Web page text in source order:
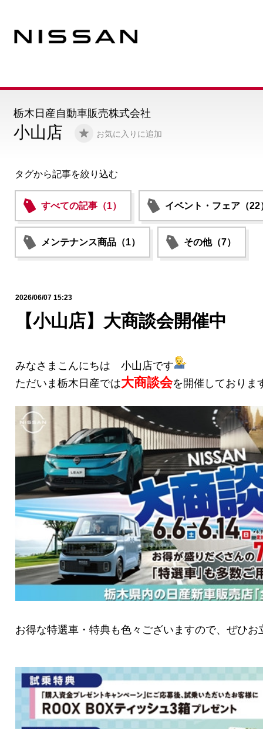
小山店 お気に入りに追加
栃木日産自動車販売株式会社
タグから記事を絞り込む
すべての記事（1） イベント・フェア（22
メンテナンス商品（1） その他（7）
2026/06/07 15:23
【小山店】大商談会開催中
みなさまこんにちは 小山店です
ただいま栃木日産では大商談会を開催しておりま
お得な特選車・特典も色々ございますので、ぜひお